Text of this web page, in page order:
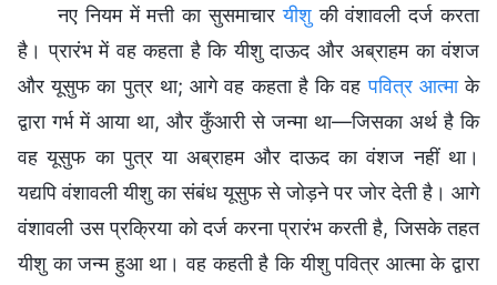
नए नियम में मत्ती का सुसमाचारयीशुकी वंशावली दर्ज करता
है। प्रारंभ में वह कहता है कि यीशु दाऊद और अब्राहम का वंशज
और यूसुफ का पुत्र था; आगे वह कहता है कि वहपवित्र आत्माके
द्वारा गर्भ में आया था, और कुँआरी से जन्मा था—जिसका अर्थ है कि
वह यूसुफ का पुत्र या अब्राहम और दाऊद का वंशज नहीं था।
यद्यपि वंशावली यीशु का संबंध यूसुफ से जोड़ने पर जोर देती है। आगे
वंशावली उस प्रक्रिया को दर्ज करना प्रारंभ करती है, जिसके तहत
यीशु का जन्म हुआ था। वह कहती है कि यीशु पवित्र आत्मा के द्वारा